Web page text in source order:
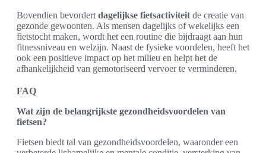
Bovendien bevordert dagelijkse fietsactiviteit de creatie van
gezonde gewoonten. Als mensen dagelijks of wekelijks een
fietstocht maken, wordt het een routine die bijdraagt aan hun
fitnessniveau en welzijn. Naast de fysieke voordelen, heeft het
ook een positieve impact op het milieu en helpt het de
afhankelijkheid van gemotoriseerd vervoer te verminderen.
FAQ
Wat zijn de belangrijkste gezondheidsvoordelen van
fietsen?
Fietsen biedt tal van gezondheidsvoordelen, waaronder een